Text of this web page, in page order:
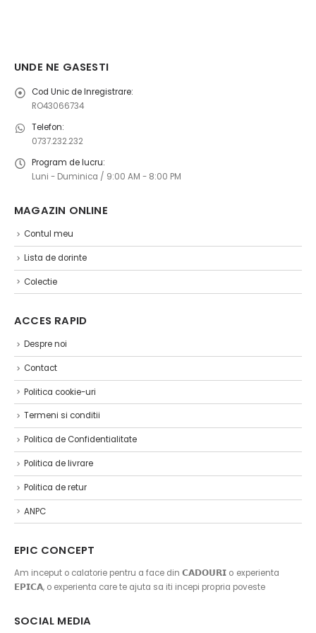
UNDE NE GASESTI
Cod Unic de Inregistrare:
RO43066734
Telefon:
0737.232.232
Program de lucru:
Luni - Duminica / 9:00 AM - 8:00 PM
MAGAZIN ONLINE ​
Contul meu
Lista de dorinte
Colectie
ACCES RAPID
Despre noi
Contact
Politica cookie-uri
Termeni si conditii
Politica de Confidentialitate
Politica de livrare
Politica de retur
ANPC
EPIC CONCEPT
Am inceput o calatorie pentru a face din 𝗖𝗔𝗗𝗢𝗨𝗥𝗜 o experienta
𝗘𝗣𝗜𝗖𝗔, o experienta care te ajuta sa iti incepi propria poveste
SOCIAL MEDIA